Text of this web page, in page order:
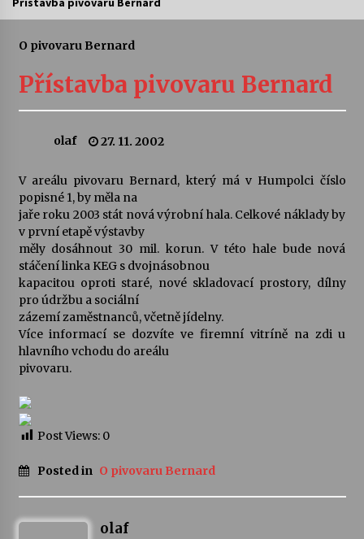
Sukuba Ensemble
Vernisáž výstavy Josefíny Duškové: Stávám se
kapkou
30. 7. 2026
Veselí muzikanti
30. 7. 2026
Pozvánka na integrační festival Quijotova
šedesátka: 28. 7.–1. 8. 2026
28. 7. 2026
Letní koncerty ve Stromovce: Kolchoz a
Jenakaši
28. 7. 2026
Letní koncerty ve Stromovce: Rufus Miller
O pivovaru Bernard
Přístavba pivovaru Bernard
olaf 27. 11. 2002
V areálu pivovaru Bernard, který má v Humpolci číslo
popisné 1, by měla na
jaře roku 2003 stát nová výrobní hala. Celkové náklady by
v první etapě výstavby
měly dosáhnout 30 mil. korun. V této hale bude nová
stáčení linka KEG s dvojnásobnou
kapacitou oproti staré, nové skladovací prostory, dílny
pro údržbu a sociální
zázemí zaměstnanců, včetně jídelny.
Více informací se dozvíte ve firemní vitríně na zdi u
hlavního vchodu do areálu
pivovaru.
Post Views: 0
Posted in O pivovaru Bernard
olaf